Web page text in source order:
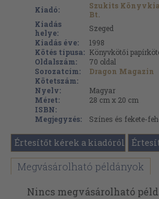
Kiadó:
Szukits
Bt.
Kiadás
helye:
Szeged
Kiadás éve:
1998
Kötés típusa: Könyvkötői
Oldalszám:
70 oldal
Sorozatcím:
Dragon Magazin
Kötetszám:
Nyelv:
Magyar
Méret:
28 cm x 20 cm
ISBN:
Megjegyzés:
Színes és fekete-
Értesítőt kérek a kiadóról
Megvásárolható példányok
Nincs megvásárolható